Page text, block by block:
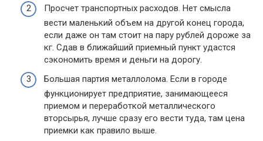
Просчет транспортных расходов. Нет смысла
вести маленький объем на другой конец города,
если даже он там стоит на пару рублей дороже за
кг. Сдав в ближайший приемный пункт удастся
сэкономить время и деньги на дорогу.
Большая партия металлолома. Если в городе
функционирует предприятие, занимающееся
приемом и переработкой металлического
вторсырья, лучше сразу его вести туда, там цена
приемки как правило выше.